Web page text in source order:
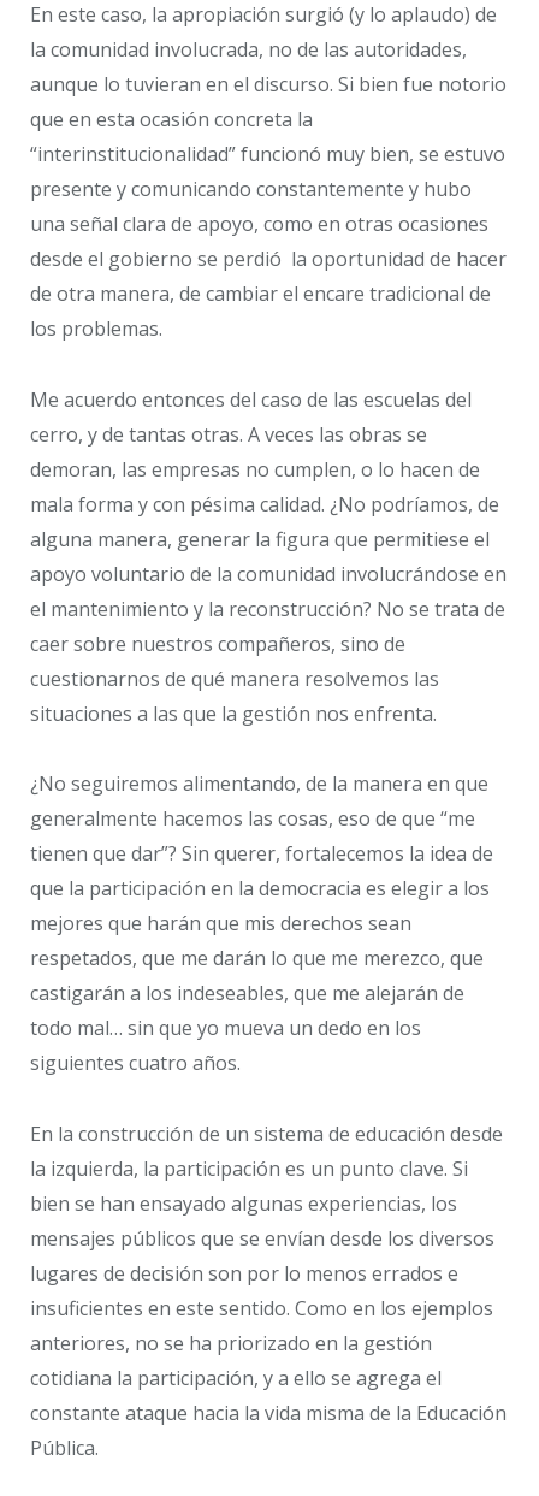
En este caso, la apropiación surgió (y lo aplaudo) de
la comunidad involucrada, no de las autoridades,
aunque lo tuvieran en el discurso. Si bien fue notorio
que en esta ocasión concreta la
“interinstitucionalidad” funcionó muy bien, se estuvo
presente y comunicando constantemente y hubo
una señal clara de apoyo, como en otras ocasiones
desde el gobierno se perdió la oportunidad de hacer
de otra manera, de cambiar el encare tradicional de
los problemas.
Me acuerdo entonces del caso de las escuelas del
cerro, y de tantas otras. A veces las obras se
demoran, las empresas no cumplen, o lo hacen de
mala forma y con pésima calidad. ¿No podríamos, de
alguna manera, generar la figura que permitiese el
apoyo voluntario de la comunidad involucrándose en
el mantenimiento y la reconstrucción? No se trata de
caer sobre nuestros compañeros, sino de
cuestionarnos de qué manera resolvemos las
situaciones a las que la gestión nos enfrenta.
¿No seguiremos alimentando, de la manera en que
generalmente hacemos las cosas, eso de que “me
tienen que dar”? Sin querer, fortalecemos la idea de
que la participación en la democracia es elegir a los
mejores que harán que mis derechos sean
respetados, que me darán lo que me merezco, que
castigarán a los indeseables, que me alejarán de
todo mal… sin que yo mueva un dedo en los
siguientes cuatro años.
En la construcción de un sistema de educación desde
la izquierda, la participación es un punto clave. Si
bien se han ensayado algunas experiencias, los
mensajes públicos que se envían desde los diversos
lugares de decisión son por lo menos errados e
insuficientes en este sentido. Como en los ejemplos
anteriores, no se ha priorizado en la gestión
cotidiana la participación, y a ello se agrega el
constante ataque hacia la vida misma de la Educación
Pública.